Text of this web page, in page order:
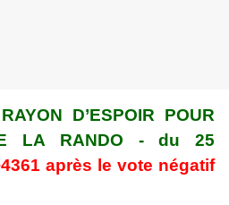
D’ESPOIR POUR
LA RANDO - du 25
après le vote négatif